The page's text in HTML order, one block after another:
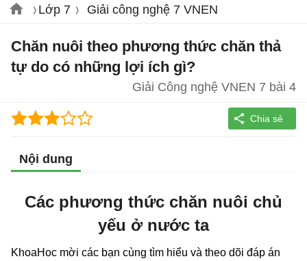
Lớp 7 Giải công nghệ 7 VNEN
Chăn nuôi theo phương thức chăn thả
tự do có những lợi ích gì?
Giải Công nghệ VNEN 7 bài 4
Nội dung
Các phương thức chăn nuôi chủ
yếu ở nước ta
KhoaHoc mời các bạn cùng tìm hiểu và theo dõi đáp án